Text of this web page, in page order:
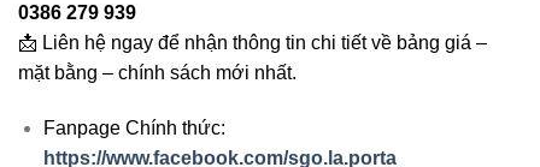
0386 279 939
📩 Liên hệ ngay để nhận thông tin chi tiết về bảng giá –
mặt bằng – chính sách mới nhất.
Fanpage Chính thức:
https://www.facebook.com/sgo.la.porta